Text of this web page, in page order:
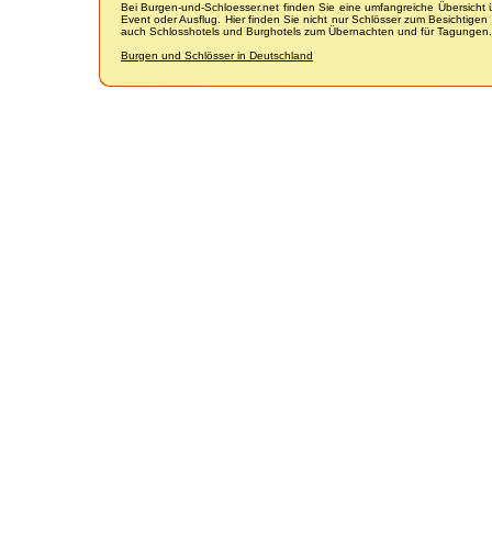
Bei Burgen-und-Schloesser.net finden Sie eine umfangreiche
Event oder Ausflug. Hier finden Sie nicht nur Schlösser zum
auch Schlosshotels und Burghotels zum Übernachten und für Tagungen.
Burgen und Schlösser in Deutschland